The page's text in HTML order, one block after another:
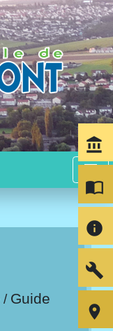
menu
/ Guide
account_balance
import_contacts
info
build
room